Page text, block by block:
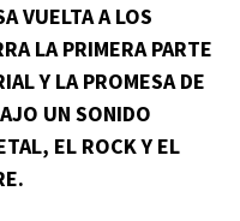
VUELTA A LOS
LA PRIMERA PARTE
Y LA PROMESA DE
UN SONIDO
EL ROCK Y EL